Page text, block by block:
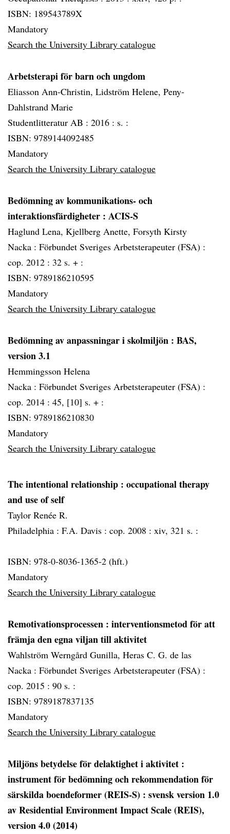
ISBN: 189543789X
Mandatory
Search the University Library catalogue
Arbetsterapi för barn och ungdom
Eliasson Ann-Christin, Lidström Helene, Peny-
Dahlstrand Marie
Studentlitteratur AB : 2016 : s. :
ISBN: 9789144092485
Mandatory
Search the University Library catalogue
Bedömning av kommunikations- och
interaktionsfärdigheter : ACIS-S
Haglund Lena, Kjellberg Anette, Forsyth Kirsty
Nacka : Förbundet Sveriges Arbetsterapeuter (FSA) :
cop. 2012 : 32 s. + :
ISBN: 9789186210595
Mandatory
Search the University Library catalogue
Bedömning av anpassningar i skolmiljön : BAS,
version 3.1
Hemmingsson Helena
Nacka : Förbundet Sveriges Arbetsterapeuter (FSA) :
cop. 2014 : 45, [10] s. + :
ISBN: 9789186210830
Mandatory
Search the University Library catalogue
The intentional relationship : occupational therapy
and use of self
Taylor Renée R.
Philadelphia : F.A. Davis : cop. 2008 : xiv, 321 s. :
ISBN: 978-0-8036-1365-2 (hft.)
Mandatory
Search the University Library catalogue
Remotivationsprocessen : interventionsmetod för att
främja den egna viljan till aktivitet
Wahlström Werngård Gunilla, Heras C. G. de las
Nacka : Förbundet Sveriges Arbetsterapeuter (FSA) :
cop. 2015 : 90 s. :
ISBN: 9789187837135
Mandatory
Search the University Library catalogue
Miljöns betydelse för delaktighet i aktivitet :
instrument för bedömning och rekommendation för
särskilda boendeformer (REIS-S) : svensk version 1.0
av Residential Environment Impact Scale (REIS),
version 4.0 (2014)